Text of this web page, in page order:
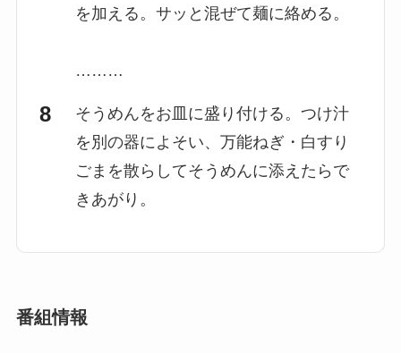
を加える。サッと混ぜて麺に絡める。
………
そうめんをお皿に盛り付ける。つけ汁
を別の器によそい、万能ねぎ・白すり
ごまを散らしてそうめんに添えたらで
きあがり。
番組情報